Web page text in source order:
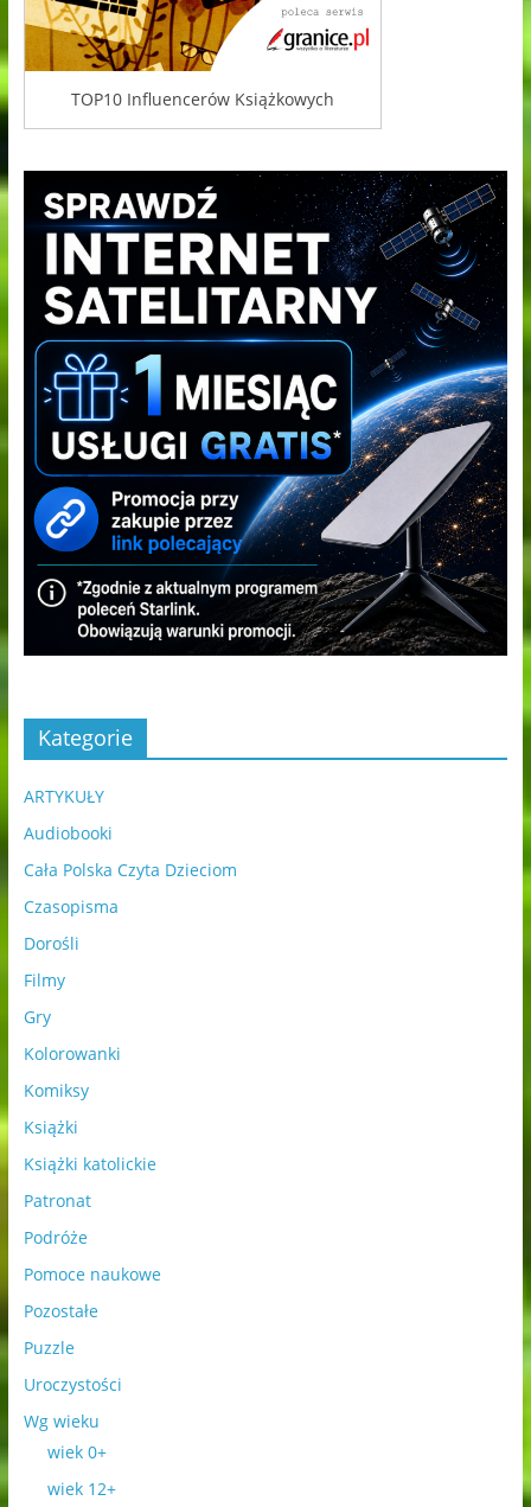
TOP10 Influencerów Książkowych
Kategorie
ARTYKUŁY
Audiobooki
Cała Polska Czyta Dzieciom
Czasopisma
Dorośli
Filmy
Gry
Kolorowanki
Komiksy
Książki
Książki katolickie
Patronat
Podróże
Pomoce naukowe
Pozostałe
Puzzle
Uroczystości
Wg wieku
wiek 0+
wiek 12+